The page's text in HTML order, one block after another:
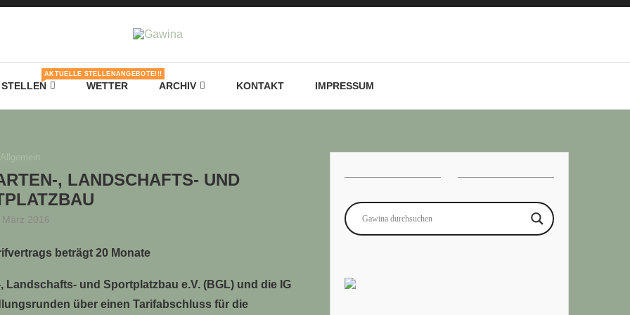
STELLEN
AKTUELLE STELLENANGEBOTE!!!
WETTER ARCHIV KONTAKT IMPRESSUM
, LANDSCHAFTS- UND
März 2016
beträgt 20 Monate
Landschafts- und Sportplatzbau e.V. (BGL) und die IG
über einen Tarifabschluss für die